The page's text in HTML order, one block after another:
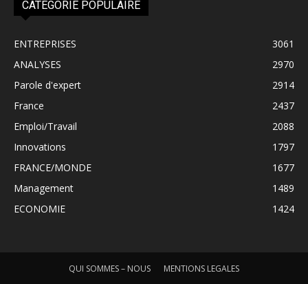
CATÉGORIE POPULAIRE
ENTREPRISES
3061
ANALYSES
2970
Parole d'expert
2914
France
2437
Emploi/Travail
2088
Innovations
1797
FRANCE/MONDE
1677
Management
1489
ECONOMIE
1424
QUI SOMMES – NOUS MENTIONS LEGALES